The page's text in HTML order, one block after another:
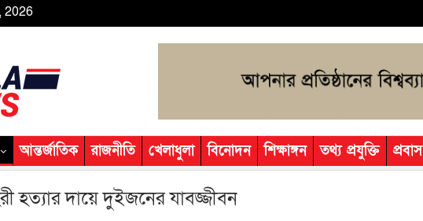
2026
আন্তর্জাতিক রাজনীতি খেলাধুলা বিনোদন শিক্ষাঙ্গন তথ্য প্রযুক্তি প্রবাস
হত্যার দায়ে দুইজনের যাবজ্জীবন